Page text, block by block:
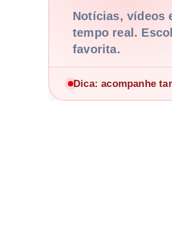
Notícias, vídeos
tempo real.
favorita.
Dica: acompanhe